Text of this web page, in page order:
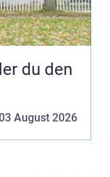
du den
August 2026